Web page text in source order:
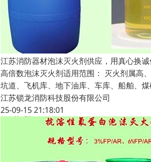
江苏消防器材泡沫灭火剂供应，用真心换
高倍数泡沫灭火剂适用范围： 灭火剂属高
坑道、飞机库、地下油库、车库、船舶、
江苏锁龙消防科技股份有限公司
25-09-15 21:18:01